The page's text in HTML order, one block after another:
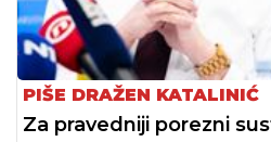
PIŠE DRAŽEN KATALINIĆ
Za pravedniji porezni